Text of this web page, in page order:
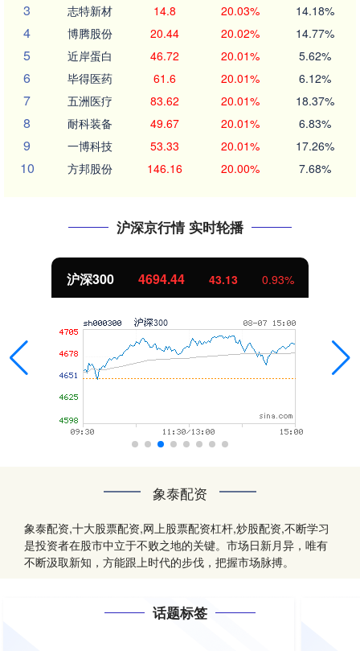
3 志特新材 14.8 20.03% 14.18%
4 博腾股份 20.44 20.02% 14.77%
5 近岸蛋白 46.72 20.01% 5.62%
6 毕得医药 61.6 20.01% 6.12%
7 五洲医疗 83.62 20.01% 18.37%
8 耐科装备 49.67 20.01% 6.83%
9 一博科技 53.33 20.01% 17.26%
10 方邦股份 146.16 20.00% 7.68%
沪深京行情 实时轮播
沪深300 4694.44 43.13 0.93%
象泰配资
象泰配资,十大股票配资,网上股票配资杠杆,炒股配资,不断学习
是投资者在股市中立于不败之地的关键。市场日新月异，唯有
不断汲取新知，方能跟上时代的步伐，把握市场脉搏。
话题标签